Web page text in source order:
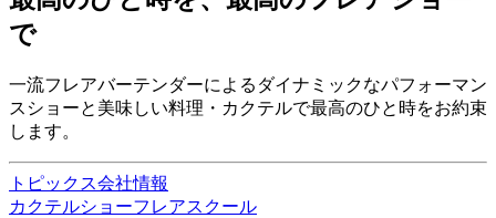
で
一流フレアバーテンダーによるダイナミックなパフォーマン
スショーと美味しい料理・カクテルで最高のひと時をお約束
します。
トピックス会社情報
カクテルショーフレアスクール